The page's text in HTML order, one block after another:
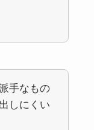
手なもの
しにくい